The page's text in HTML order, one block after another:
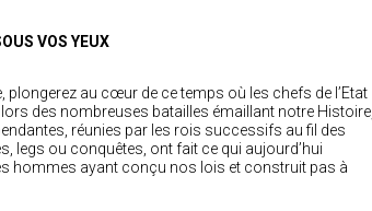
VOS YEUX
au cœur de ce temps où les chefs de l’Etat
des nombreuses batailles émaillant notre Histoire,
réunies par les rois successifs au fil des
legs ou conquêtes, ont fait ce qui aujourd’hui
hommes ayant conçu nos lois et construit pas à